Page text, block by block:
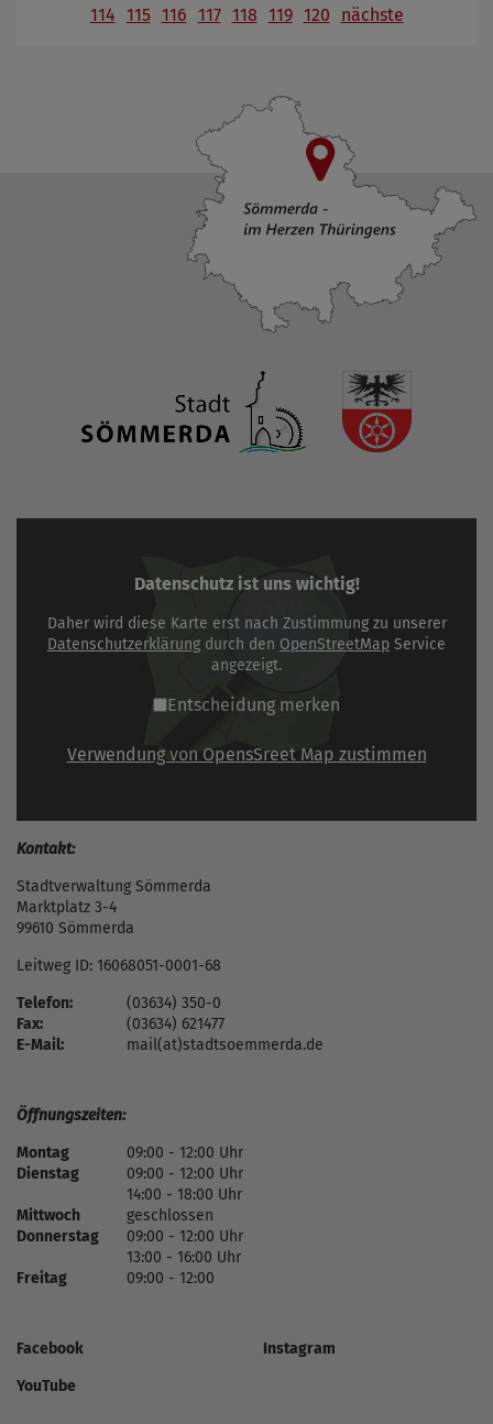
114 115 116 117 118 119 120 nächste
Datenschutz ist uns wichtig!
Daher wird diese Karte erst nach Zustimmung zu unserer
Datenschutzerklärung durch den OpenStreetMap Service
angezeigt.
Entscheidung merken
Verwendung von OpensSreet Map zustimmen
Kontakt:
Stadtverwaltung Sömmerda
Marktplatz 3-4
99610 Sömmerda
Leitweg ID: 16068051-0001-68
Telefon:
(03634) 350-0
Fax:
(03634) 621477
E-Mail:
mail(at)stadtsoemmerda.de
Öffnungszeiten:
Montag
09:00 - 12:00 Uhr
Dienstag
09:00 - 12:00 Uhr
14:00 - 18:00 Uhr
Mittwoch
geschlossen
Donnerstag
09:00 - 12:00 Uhr
13:00 - 16:00 Uhr
Freitag
09:00 - 12:00
Facebook
Instagram
YouTube